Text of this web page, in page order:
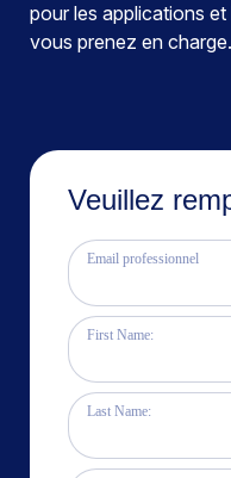
Veuillez
Email professionnel
First Name:
Last Name:
pour les applications
vous prenez en charge.